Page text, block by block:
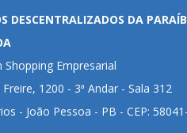
DESCENTRALIZADOS DA
Empresarial
Freire, 1200 - 3ª Andar - Sala 312
- João Pessoa - PB - CEP: